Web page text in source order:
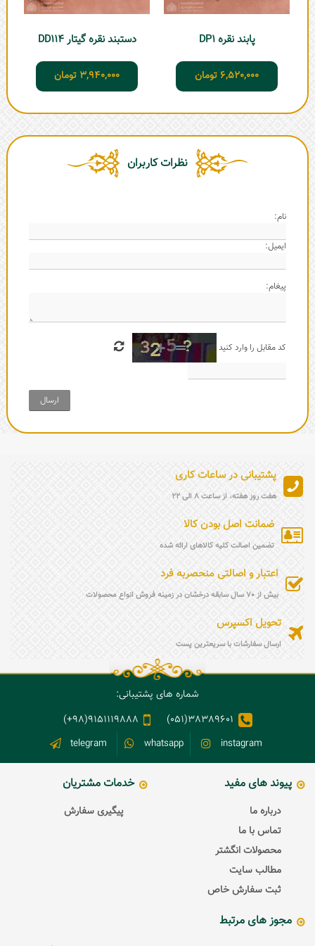
پابند نقره DP1
6,520,000 تومان
دستبند نقره گیتار DD114
3,940,000 تومان
نظرات کاربران
نام:
ایمیل:
پیغام:
کد مقابل را وارد کنید
ارسال
پشتیبانی در ساعات کاری
هفت روز هفته، از ساعت 8 الی 22
ضمانت اصل بودن کالا
تضمین اصالت کلیه کالاهای ارائه شده
اعتبار و اصالتی منحصربه فرد
بیش از 70 سال سابقه درخشان در زمینه فروش انواع محصولات
تحویل اکسپرس
ارسال سفارشات با سریعترین پست
شماره های پشتیبانی:
38389601(051)
9151119888(98+)
instagram
whatsapp
telegram
پیوند های مفید
درباره ما
تماس با ما
محصولات انگشتر
مطالب سایت
ثبت سفارش خاص
خدمات مشتریان
پیگیری سفارش
مجوز های مرتبط